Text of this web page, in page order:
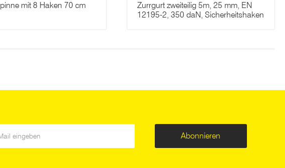
mit 8 Haken 70 cm
Zurrgurt zweiteilig 5m, 25 mm, EN
12195-2, 350 daN, Sicherheitshaken
Abonnieren